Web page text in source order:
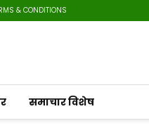
TERMS & CONDITIONS
समाचार विशेष